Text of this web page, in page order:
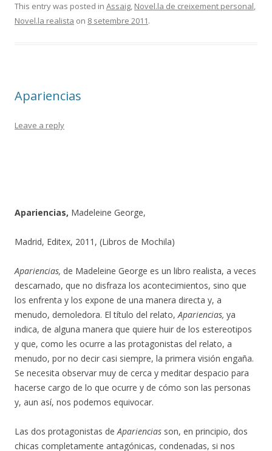
This entry was posted in Assaig, Novel.la de creixement personal,
Novel.la realista on 8 setembre 2011.
Apariencias
Leave a reply
Apariencias, Madeleine George,
Madrid, Editex, 2011, (Libros de Mochila)
Apariencias, de Madeleine George es un libro realista, a veces
descarnado, que no disfraza los acontecimientos, sino que
los enfrenta y los expone de una manera directa y, a
menudo, demoledora. El título del relato,Apariencias, ya
indica, de alguna manera que quiere huir de los estereotipos
y que, como les ocurre a las protagonistas del relato, a
menudo, por no decir casi siempre, la primera visión engaña.
Se necesita observar muy de cerca y meditar despacio para
hacerse cargo de lo que ocurre y de cómo son las personas
y, aun así, nos podemos equivocar.
Las dos protagonistas deApariencias son, en principio, dos
chicas completamente antagónicas, condenadas, si nos